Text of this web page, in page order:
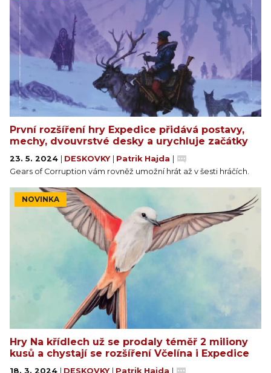
První rozšíření hry Expedice přidává postavy,
mechy, dvouvrstvé desky a urychluje začátky
23. 5. 2024 DESKOVKY Patrik Hajda
Gears of Corruption vám rovněž umožní hrát až v šesti hráčích.
NOVINKA
Hry Na křídlech už se prodaly téměř 2 miliony
kusů a chystají se rozšíření Včelína i Expedice
18. 3. 2024 DESKOVKY Patrik Hajda